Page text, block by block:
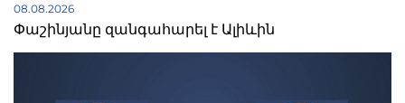
08.08.2026
Փաշինյանը զանգահարել է Ալիևին